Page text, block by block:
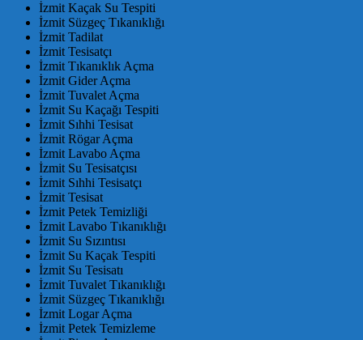
İzmit Kaçak Su Tespiti
İzmit Süzgeç Tıkanıklığı
İzmit Tadilat
İzmit Tesisatçı
İzmit Tıkanıklık Açma
İzmit Gider Açma
İzmit Tuvalet Açma
İzmit Su Kaçağı Tespiti
İzmit Sıhhi Tesisat
İzmit Rögar Açma
İzmit Lavabo Açma
İzmit Su Tesisatçısı
İzmit Sıhhi Tesisatçı
İzmit Tesisat
İzmit Petek Temizliği
İzmit Lavabo Tıkanıklığı
İzmit Su Sızıntısı
İzmit Su Kaçak Tespiti
İzmit Su Tesisatı
İzmit Tuvalet Tıkanıklığı
İzmit Süzgeç Tıkanıklığı
İzmit Logar Açma
İzmit Petek Temizleme